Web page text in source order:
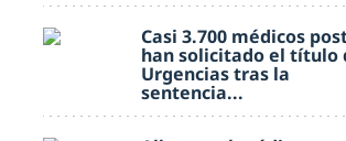
Casi 3.700 médicos
han solicitado el título
Urgencias tras la
sentencia...